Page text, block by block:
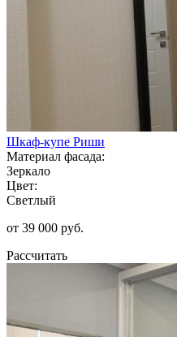
Шкаф-купе Риши
Материал фасада:
Зеркало
Цвет:
Светлый
от 39 000 руб.
Рассчитать